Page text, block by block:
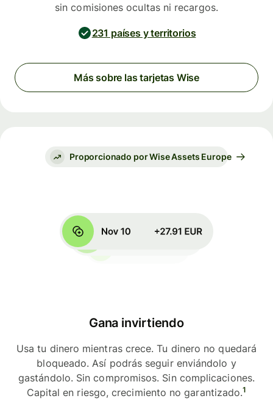
sin comisiones ocultas ni recargos.
231 países y territorios
Más sobre las tarjetas Wise
Proporcionado por Wise Assets Europe
Gana invirtiendo
Usa tu dinero mientras crece. Tu dinero no quedará
bloqueado. Así podrás seguir enviándolo y
gastándolo. Sin compromisos. Sin complicaciones.
Capital en riesgo, crecimiento no garantizado.1